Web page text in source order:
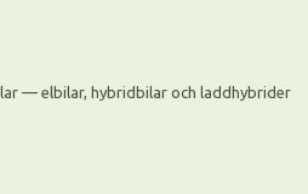
— elbilar, hybridbilar och laddhybrider